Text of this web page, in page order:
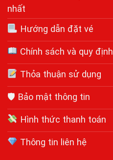
nhất
Hướng dẫn đặt vé
Chính sách và quy định
Thỏa thuận sử dụng
🛡 Bảo mật thông tin
Hình thức thanh toán
Thông tin liên hệ